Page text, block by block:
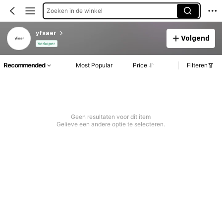
Zoeken in de winkel
yfsaer
Verkoper
Volgend
Recommended Most Popular Price Filteren
Geen resultaten voor dit item
Gelieve een andere optie te selecteren.